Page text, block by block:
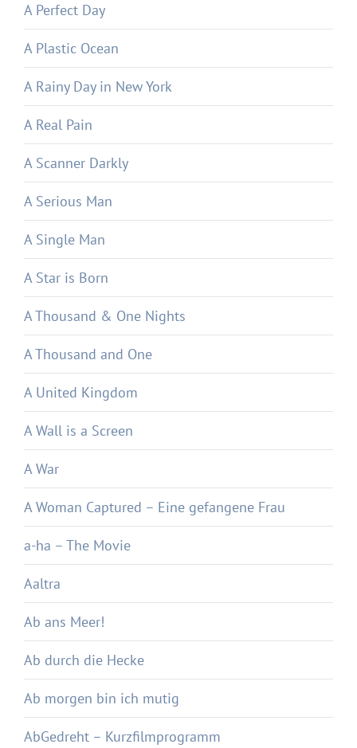
A Perfect Day
A Plastic Ocean
A Rainy Day in New York
A Real Pain
A Scanner Darkly
A Serious Man
A Single Man
A Star is Born
A Thousand & One Nights
A Thousand and One
A United Kingdom
A Wall is a Screen
A War
A Woman Captured – Eine gefangene Frau
a-ha – The Movie
Aaltra
Ab ans Meer!
Ab durch die Hecke
Ab morgen bin ich mutig
AbGedreht – Kurzfilmprogramm